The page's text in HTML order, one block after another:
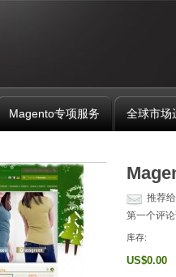
Magento专项服务 全球市场
推荐
第一个评
库存:
US$0.00